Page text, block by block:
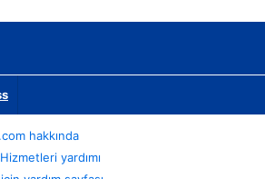
hakkında
yardımı